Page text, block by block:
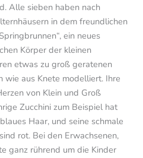
Alle sieben haben nach
in dem freundlichen
ein neues
Körper der kleinen
etwas zu groß geratenen
wie aus Knete modelliert. Ihre
von Klein und Groß
Zucchini zum Beispiel hat
Haar, und seine schmale
rot. Bei den Erwachsenen,
ganz rührend um die Kinder